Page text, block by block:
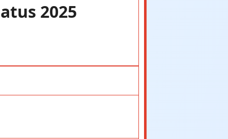
2025